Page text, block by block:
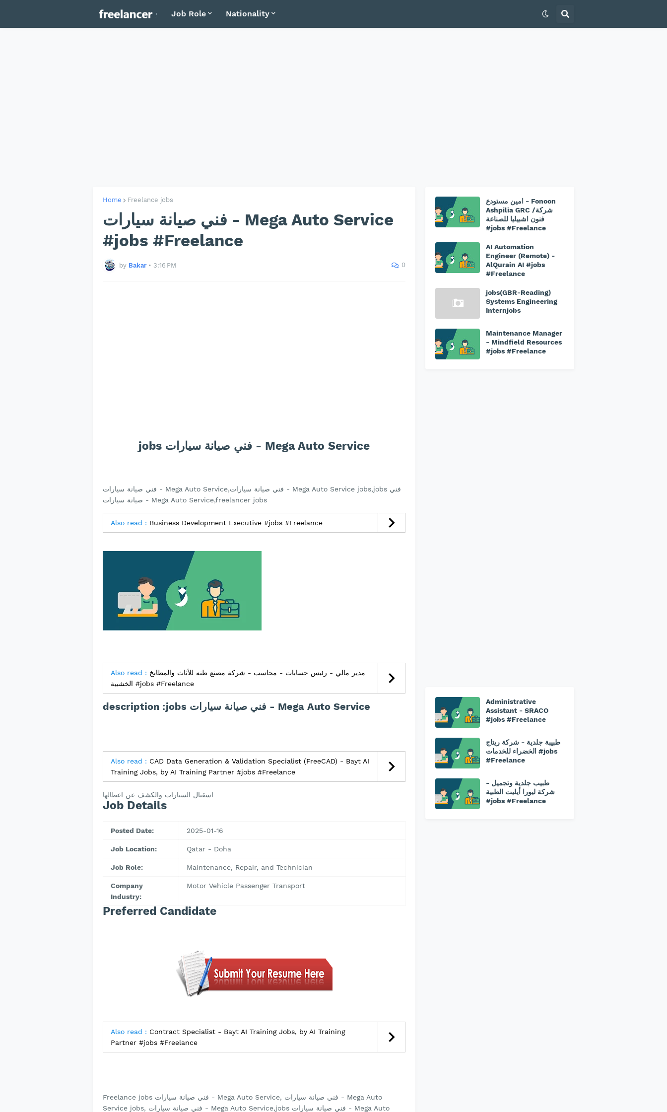
Job Role Nationality
Home Freelance jobs
فني صيانة سيارات - Mega Auto Service
#jobs #Freelance
by Bakar • 3:16 PM 0
jobs فني صيانة سيارات - Mega Auto Service
فني صيانة سيارات - Mega Auto Service,فني صيانة سيارات - Mega Auto Service jobs,jobs فني
صيانة سيارات - Mega Auto Service,freelancer jobs
Also read : Business Development Executive #jobs #Freelance
Also read : مدير مالي - رئيس حسابات - محاسب - شركة مصنع طنه للأثاث والمطابخ
الخشبية #jobs #Freelance
description :jobs فني صيانة سيارات - Mega Auto Service
Also read : CAD Data Generation & Validation Specialist (FreeCAD) - Bayt AI
Training Jobs, by AI Training Partner #jobs #Freelance
اسقبال السيارات والكشف عن اعطالها
Job Details
Posted Date: 2025-01-16
Job Location: Qatar - Doha
Job Role: Maintenance, Repair, and Technician
Company
Industry:
Motor Vehicle Passenger Transport
Preferred Candidate
Also read : Contract Specialist - Bayt AI Training Jobs, by AI Training
Partner #jobs #Freelance
Freelance jobs فني صيانة سيارات - Mega Auto Service, فني صيانة سيارات - Mega Auto
Service jobs, فني صيانة سيارات - Mega Auto Service,jobs فني صيانة سيارات - Mega Auto
امين مستودع - Fonoon
Ashpilia GRC /شركة
فنون اشبيليا للصناعة
#jobs #Freelance
AI Automation
Engineer (Remote) -
AlQurain AI #jobs
#Freelance
jobs(GBR-Reading)
Systems Engineering
Internjobs
Maintenance Manager
- Mindfield Resources
#jobs #Freelance
Administrative
Assistant - SRACO
#jobs #Freelance
طبيبة جلدية - شركة ريتاج
الخضراء للخدمات #jobs
#Freelance
طبيب جلدية وتجميل -
⁠شركة ليورا أيليت الطبية
#jobs #Freelance